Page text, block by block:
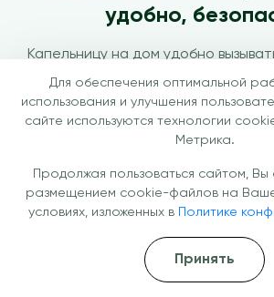
удобно,
Капельницу на дом удобно
ехать в клинику или важно
максимально комфортной
очередей —лицензированные
проведут процедуру по
самочувствии, высокой занятости
быстрого
Быстрый выезд (от 20 минут)
Для обеспечения оптимальной
использования и улучшения
сайте используются технологии
Метрика.
Продолжая пользоваться сайтом,
размещением cookie-файлов на
условиях, изложенных в
Политике
Принять